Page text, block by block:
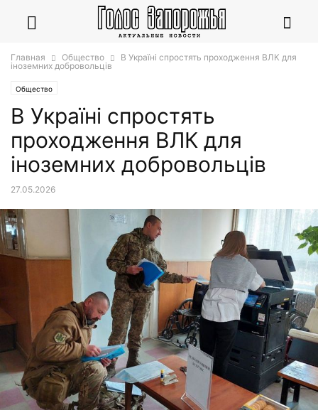
Главная Общество
В Україні спростять проходження ВЛК для
іноземних добровольців
Общество
В Україні спростять
проходження ВЛК для
іноземних добровольців
27.05.2026